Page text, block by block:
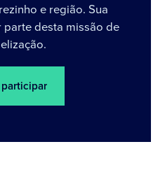
e região. Sua
desta missão de